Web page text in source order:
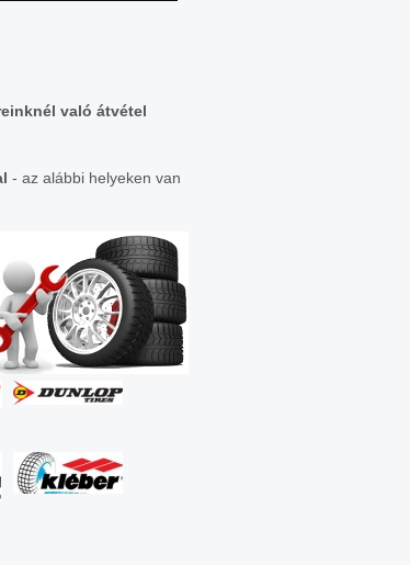
való átvétel
- az alábbi helyeken van